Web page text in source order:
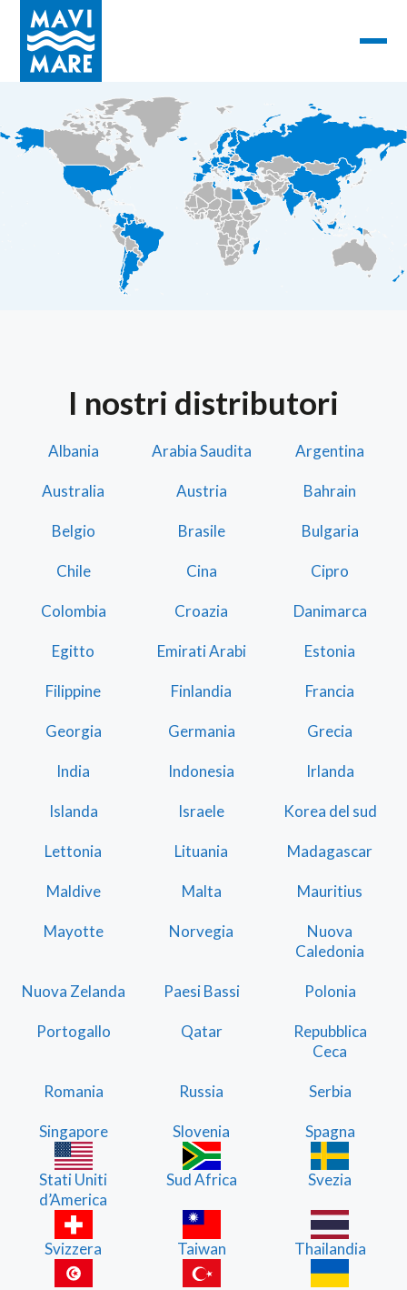
I nostri distributori
Albania Arabia Saudita Argentina
Australia Austria Bahrain
Belgio Brasile Bulgaria
Chile Cina Cipro
Colombia Croazia Danimarca
Egitto Emirati Arabi Estonia
Filippine Finlandia Francia
Georgia Germania Grecia
India Indonesia Irlanda
Islanda Israele Korea del sud
Lettonia Lituania Madagascar
Maldive Malta Mauritius
Mayotte Norvegia
Nuova
Caledonia
Nuova Zelanda Paesi Bassi Polonia
Portogallo Qatar
Repubblica
Ceca
Romania Russia Serbia
Singapore Slovenia Spagna
Stati Uniti
d’America
Sud Africa Svezia
Svizzera Taiwan Thailandia